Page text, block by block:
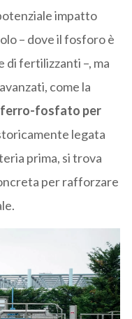
impatto
– dove il fosforo è
di fertilizzanti –, ma
come la
fosfato per
legata
prima, si trova
per rafforzare